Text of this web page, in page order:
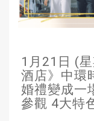
1月21日 (
酒店》中環
婚禮變成一
參觀 4大特